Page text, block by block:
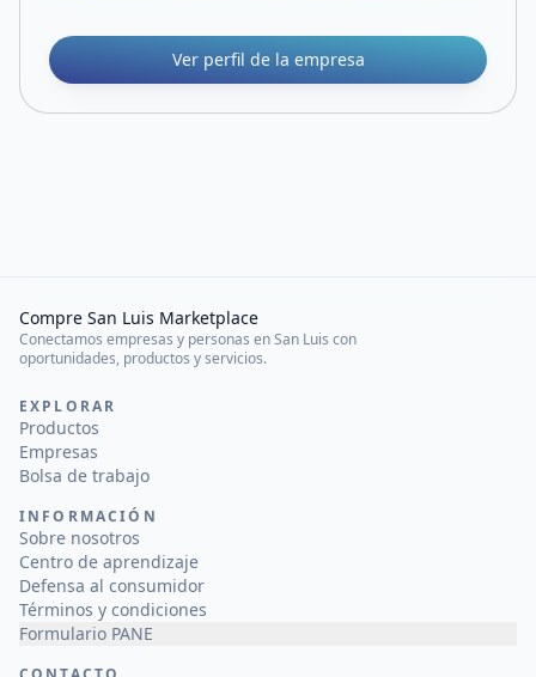
Ver perfil de la empresa
Compre San Luis Marketplace
Conectamos empresas y personas en San Luis con
oportunidades, productos y servicios.
EXPLORAR
Productos
Empresas
Bolsa de trabajo
INFORMACIÓN
Sobre nosotros
Centro de aprendizaje
Defensa al consumidor
Términos y condiciones
Formulario PANE